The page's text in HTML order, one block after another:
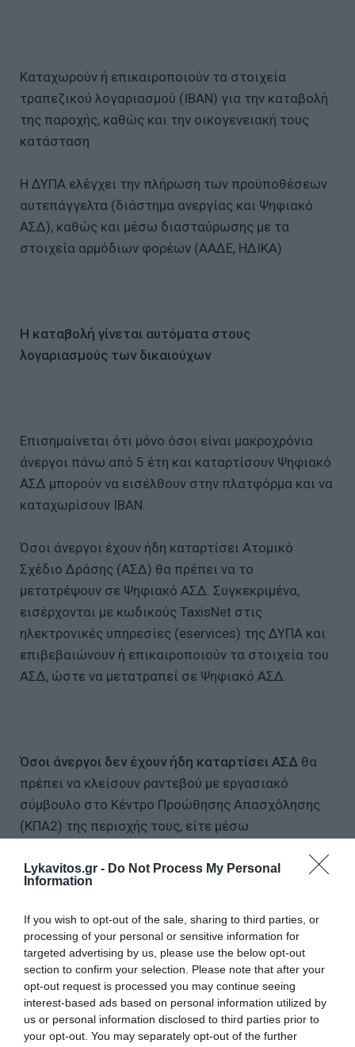
Lykavitos.gr - Do Not Process My Personal
Information
If you wish to opt-out of the sale, sharing to third parties, or
processing of your personal or sensitive information for
targeted advertising by us, please use the below opt-out
section to confirm your selection. Please note that after your
opt-out request is processed you may continue seeing
interest-based ads based on personal information utilized by
us or personal information disclosed to third parties prior to
your opt-out. You may separately opt-out of the further
Καταχωρούν ή επικαιροποιούν τα στοιχεία
τραπεζικού λογαριασμού (IBAN) για την καταβολή
της παροχής, καθώς και την οικογενειακή τους
κατάσταση
Η ΔΥΠΑ ελέγχει την πλήρωση των προϋποθέσεων
αυτεπάγγελτα (διάστημα ανεργίας και Ψηφιακό
ΑΣΔ), καθώς και μέσω διασταύρωσης με τα
στοιχεία αρμόδιων φορέων (ΑΑΔΕ, ΗΔΙΚΑ)
Η καταβολή γίνεται αυτόματα στους
λογαριασμούς των δικαιούχων
Επισημαίνεται ότι μόνο όσοι είναι μακροχρόνια
άνεργοι πάνω από 5 έτη και καταρτίσουν Ψηφιακό
ΑΣΔ μπορούν να εισέλθουν στην πλατφόρμα και να
καταχωρίσουν ΙΒΑΝ.
Όσοι άνεργοι έχουν ήδη καταρτίσει Ατομικό
Σχέδιο Δράσης (ΑΣΔ) θα πρέπει να το
μετατρέψουν σε Ψηφιακό ΑΣΔ. Συγκεκριμένα,
εισέρχονται με κωδικούς TaxisNet στις
ηλεκτρονικές υπηρεσίες (eservices) της ΔΥΠΑ και
επιβεβαιώνουν ή επικαιροποιούν τα στοιχεία του
ΑΣΔ, ώστε να μετατραπεί σε Ψηφιακό ΑΣΔ.
Όσοι άνεργοι δεν έχουν ήδη καταρτίσει ΑΣΔ θα
πρέπει να κλείσουν ραντεβού με εργασιακό
σύμβουλο στο Κέντρο Προώθησης Απασχόλησης
(ΚΠΑ2) της περιοχής τους, είτε μέσω
Εξαήμερη εργασία: Σε ποιους κλάδους θα
Το 30ετές ομόλογο, η νέα πρόωρη αποπληρωμή
δανείων και η ψήφος εμπιστοσύνης του Skope
Τέλη κυκλοφορίας: Έρχονται μειώσεις στα
πρόστιμα - Από το Μάϊο η πληρωμή με τον μήνα